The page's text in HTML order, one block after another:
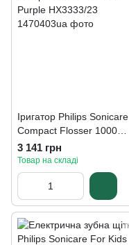
Іригатор Philips Sonicare
Compact Flosser 1000
Purple HX3333/23
3 141 грн
Товар на складі